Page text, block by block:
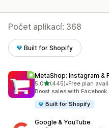
Počet aplikací: 368
Built for Shopify
MetaShop: Instagram &
5,0z 5 hvězd
(445)
Celkový počet recenzí: 445
•Free plan
Boost sales with
Built for Shopify
Google & YouTube